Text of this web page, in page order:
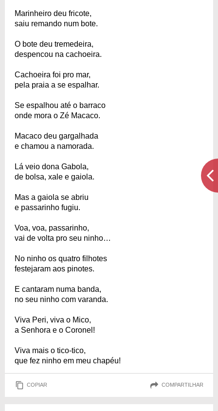
Marinheiro deu fricote,
saiu remando num bote.
O bote deu tremedeira,
despencou na cachoeira.
Cachoeira foi pro mar,
pela praia a se espalhar.
Se espalhou até o barraco
onde mora o Zé Macaco.
Macaco deu gargalhada
e chamou a namorada.
Lá veio dona Gabola,
de bolsa, xale e gaiola.
Mas a gaiola se abriu
e passarinho fugiu.
Voa, voa, passarinho,
vai de volta pro seu ninho…
No ninho os quatro filhotes
festejaram aos pinotes.
E cantaram numa banda,
no seu ninho com varanda.
Viva Peri, viva o Mico,
a Senhora e o Coronel!
Viva mais o tico-tico,
que fez ninho em meu chapéu!
COPIAR COMPARTILHAR